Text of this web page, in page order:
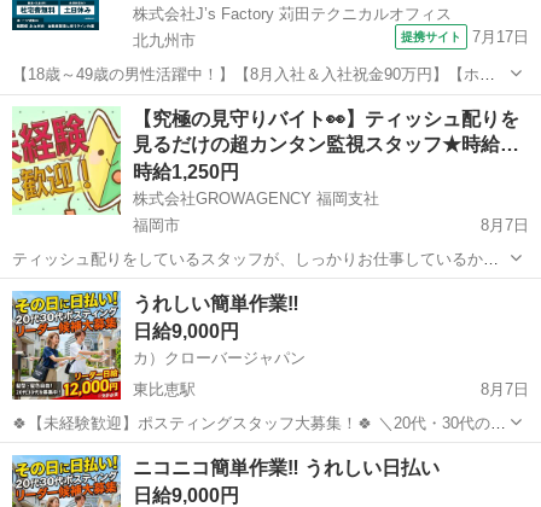
株式会社J’s Factory 苅田テクニカルオフィス
北九州市
提携サイト 7月17日
【18歳～49歳の男性活躍中！】【8月入社＆入社祝金90万円】【ホク
ホク稼げちゃう！2000円×祝金90万円×寮費無料】即内定×即入寮！月
収50万越え 新規寮完備 車体製造スタッフになります！ 仕事内容 自
動車製造に伴うラ...
福岡 北九州市 その他
【究極の見守りバイト👀】ティッシュ配りを
見るだけの超カンタン監視スタッフ★時給…
時給1,250円
株式会社GROWAGENCY 福岡支社
福岡市
8月7日
ティッシュ配りをしているスタッフが、しっかりお仕事しているかを
監視するお仕事！ カンタンな業務内容なので、1日でお仕事内容覚え
ちゃいます(笑) レアなお仕事なので周りの友達にネタ話になります(´∀
｀))ｹﾗｹﾗ ...
福岡 福岡市 その他 スタッフ
うれしい簡単作業‼
日給9,000円
カ）クローバージャパン
東比恵駅
8月7日
🍀【未経験歓迎】ポスティングスタッフ大募集！🍀 ＼20代・30代のレ
ギュラースタッフ募集中✨ ━━🔍 こんな方にピッタリ！ ・元気に歩く
のが好き ・外で体を動かす仕事がしたい ・自由シフトでプライベート
も充実させ...
福岡 福岡市 東比恵駅 軽作業 スタッフ
ニコニコ簡単作業‼️ うれしい日払い
日給9,000円